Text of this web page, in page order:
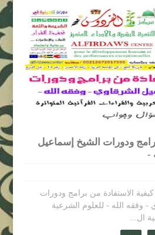
ودورات الشيخ إسماعيل
-
الاستفادة من برامج ودورات
- وفقه الله - للعلوم الشرعية
ال...